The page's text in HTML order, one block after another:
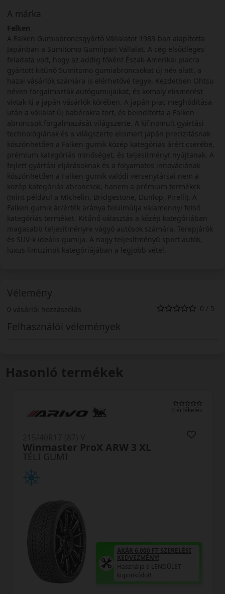
A márka
Falken
A Falken Gumiabroncsgyártó Vállalatot 1983-ban alapította
Japánban a Sumitomo Gumiipari Vállalat. A cég elsődleges
feladata volt, hogy az addig főként Észak-Amerikai piacra
gyártott kitűnő Sumitomo gumiabroncsokat új név alatt, a
hazai vásárlók számára is elérhetővé tegye. Kezdetben Ohtsu
néven forgalmazták autógumiijaikat, és komoly elismerést
vívtak ki a japán vásárlók körében. A japán piac meghódítása
után a vállalat új babérokra tört, és beindította a Falken
abroncsok forgalmazását világszerte. A kifinomult gyártási
technológiának és a világszerte elismert japán precizitásnak
köszönhetően a Falken gumik közép kategóriás árért cserébe,
prémium kategóriás minőséget, és teljesítményt nyújtanak. A
fejlett gyártási eljárásoknak és a folyamatos innovációnak
köszönhetően a Falken gumik valódi versenytársai nem a
közép kategóriás abroncsok, hanem a prémium termékek
(mint például a Michelin, Bridgestone, Dunlop, Pirelli). A
Falken gumik ár/érték aránya felülmúlja valamennyi felső
kategóriás terméket. Kitűnő választás a közép kategóriában
magasabb teljesítményre vágyó autósok számára. Terepjárók
és SUV-k ideális gumija. A nagy teljesítményű sport autók,
luxus limuzinok kategóriájában a legjobb vétel.
Vélemény
0 vásárlói hozzászólás 0 / 5
Felhasználói vélemények
Hasonló termékek
0 értékelés
TÉLI GUMI
Winmaster ProX ARW 3 XL
AKÁR 6.000 FT SZERELÉSI
KEDVEZMÉNY!
Használja a LENDÜLET
kuponkódot!